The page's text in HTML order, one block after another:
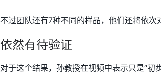
不过团队还有7种不同的样品，他们还将依次
依然有待验证
对于这个结果，孙教授在视频中表示只是“初步